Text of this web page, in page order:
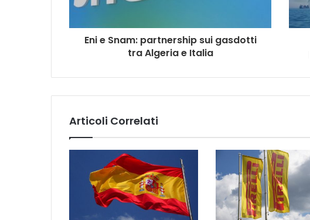
Eni e Snam: partnership sui gasdotti
tra Algeria e Italia
Articoli Correlati